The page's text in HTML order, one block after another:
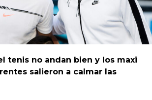
tenis no andan bien y los maxi
salieron a calmar las